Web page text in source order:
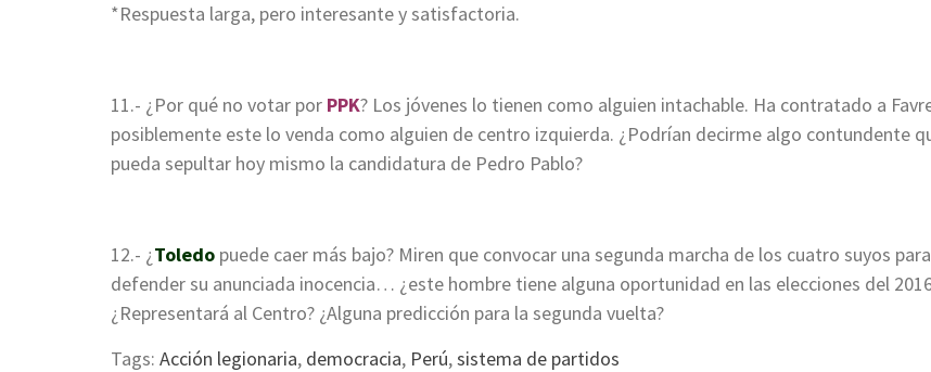
*Respuesta larga, pero interesante y satisfactoria.
11.- ¿Por qué no votar por PPK? Los jóvenes lo tienen como alguien intachable. Ha contratado a
posiblemente este lo venda como alguien de centro izquierda. ¿Podrían decirme algo contundente
pueda sepultar hoy mismo la candidatura de Pedro Pablo?
12.- ¿Toledo puede caer más bajo? Miren que convocar una segunda marcha de los cuatro suyos para
defender su anunciada inocencia… ¿este hombre tiene alguna oportunidad en las elecciones del
¿Representará al Centro? ¿Alguna predicción para la segunda vuelta?
Tags: Acción legionaria, democracia, Perú,sistema de partidos